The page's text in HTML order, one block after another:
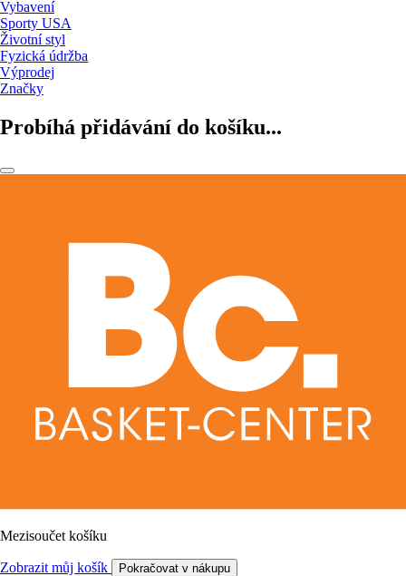
Vybavení
Sporty USA
Životní styl
Fyzická údržba
Výprodej
Značky
Probíhá přidávání do košíku...
Mezisoučet košíku
Zobrazit můj košík Pokračovat v nákupu